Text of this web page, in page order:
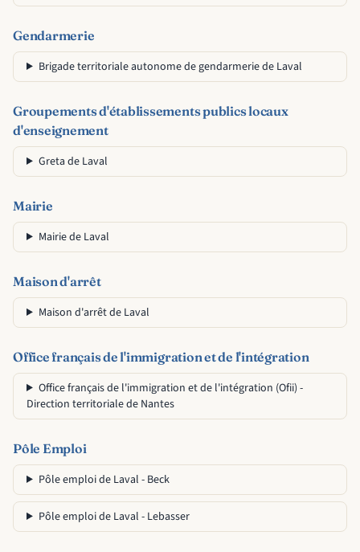
Gendarmerie
Brigade territoriale autonome de gendarmerie de Laval
Groupements d'établissements publics locaux
d'enseignement
Greta de Laval
Mairie
Mairie de Laval
Maison d'arrêt
Maison d'arrêt de Laval
Office français de l'immigration et de l'intégration
Office français de l'immigration et de l'intégration (Ofii) -
Direction territoriale de Nantes
Pôle Emploi
Pôle emploi de Laval - Beck
Pôle emploi de Laval - Lebasser